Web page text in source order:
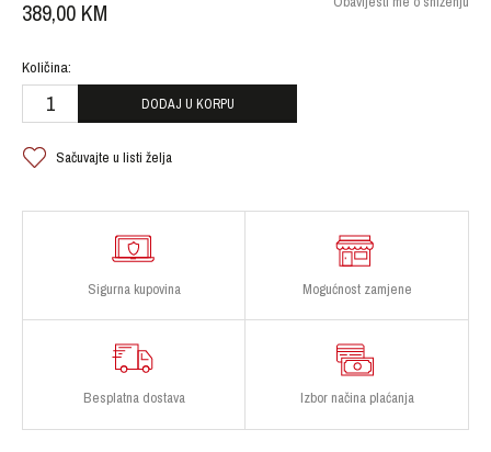
389,00 KM
Količina:
DODAJ U KORPU
Sačuvajte u listi želja
Sigurna kupovina Mogućnost zamjene
Besplatna dostava Izbor načina plaćanja